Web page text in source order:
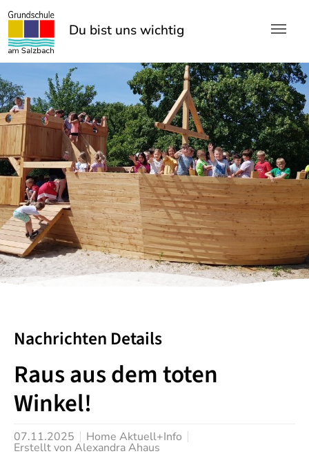
Skip to main content
Du bist uns wichtig!
Du bist uns
wichtig!
Nachrichten Details
Raus aus dem toten
Winkel!
07.11.2025 Home Aktuell+Info
Erstellt von Alexandra Ahaus